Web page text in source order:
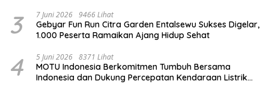
3 7 Juni 2026 9466 Lihat
Gebyar Fun Run Citra Garden Entalsewu Sukses Digelar,
1.000 Peserta Ramaikan Ajang Hidup Sehat
4 5 Juni 2026 8371 Lihat
MOTU Indonesia Berkomitmen Tumbuh Bersama
Indonesia dan Dukung Percepatan Kendaraan Listrik